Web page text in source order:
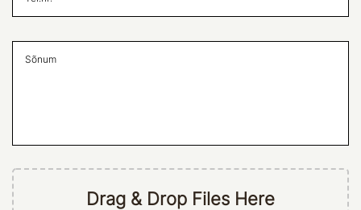
Drag & Drop Files Here